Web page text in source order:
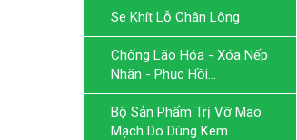
Se Khít Lỗ Chân Lông
Chống Lão Hóa - Xóa Nếp
Nhăn - Phục Hồi...
Bộ Sản Phẩm Trị Vỡ Mao
Mạch Do Dùng Kem...